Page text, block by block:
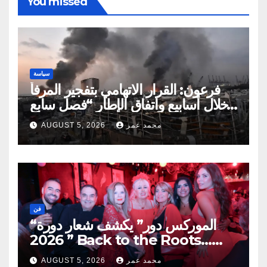
سياسة
فرعون: القرار الاتهامي بتفجير المرفأ
خلال أسابيع واتفاق الإطار “فصل سابع
ونصف”
AUGUST 5, 2026 محمد عمر
فن
“الموركس دور” يكشف شعار دورة
2026 ” Back to the Roots…
Eye on the Future “
AUGUST 5, 2026 محمد عمر